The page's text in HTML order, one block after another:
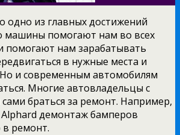
одно из главных достижений
машины помогают нам во всех
помогают нам зарабатывать
в нужные места и
и современным автомобилям
Многие автовладельцы с
браться за ремонт. Например,
демонтаж бамперов
ремонт.